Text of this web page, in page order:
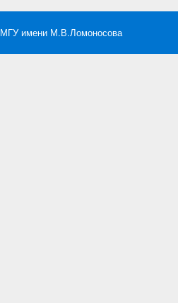
МГУ имени М.В.Ломоносова